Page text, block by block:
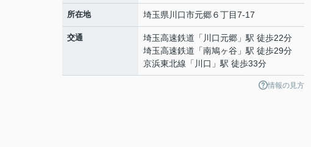
所在地 埼玉県 川口市元郷６丁目7-17
交通 埼玉高速鉄道 「 川口元郷 」駅 徒歩22分
埼玉高速鉄道 「南鳩ヶ谷 」駅 徒歩29分
京浜東北線 「 川口 」駅 徒歩33分
情報の見方